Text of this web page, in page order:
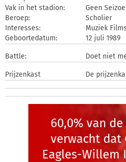
Vak in het stadion:
Geen
Beroep:
Scholier
Interesses:
Muziek
Geboortedatum:
12 juli 1989
Battle: Doet niet
Prijzenkast De
60,0% van
verwacht dat
Eagles-Willem